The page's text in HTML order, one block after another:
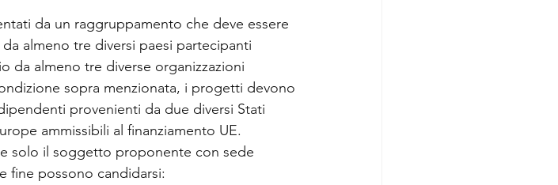
da un raggruppamento che deve essere
almeno tre diversi paesi partecipanti
da almeno tre diverse organizzazioni
sopra menzionata, i progetti devono
provenienti da due diversi Stati
ammissibili al finanziamento UE.
solo il soggetto proponente con sede
fine possono candidarsi: